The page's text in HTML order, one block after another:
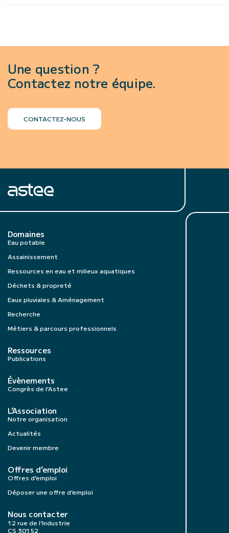
Une question ?
Contactez notre équipe.
CONTACTEZ-NOUS
Domaines
Eau potable
Assainissement
Ressources en eau et milieux aquatiques
Déchets & propreté
Eaux pluviales & Aménagement
Recherche
Métiers & parcours professionnels
Ressources
Publications
Évènements
Congrès de l’Astee
L’Association
Notre organisation
Actualités
Devenir membre
Offres d’emploi
Offres d’emploi
Déposer une offre d’emploi
Nous contacter
12 rue de l’Industrie
CS 30152